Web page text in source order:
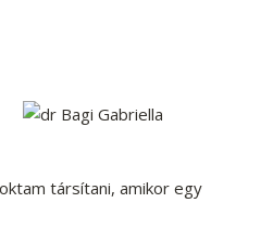
társítani, amikor egy